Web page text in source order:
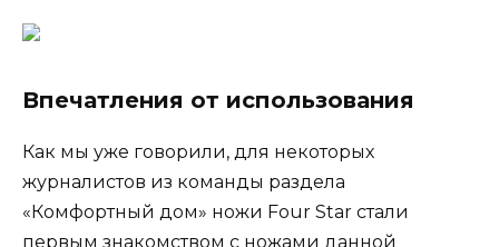
Впечатления от использования
Как мы уже говорили, для некоторых
журналистов из команды раздела
«Комфортный дом» ножи Four Star стали
первым знакомством с ножами данной